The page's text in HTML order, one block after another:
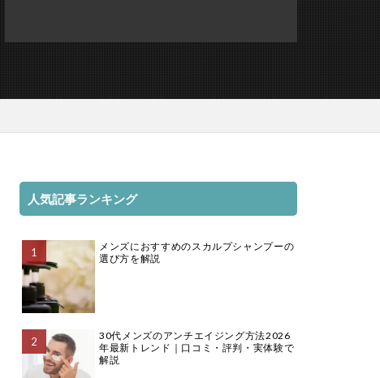
人気記事ランキング
メンズにおすすめのスカルプシャンプーの
選び方を解説
30代メンズのアンチエイジング方法2026
年最新トレンド｜口コミ・評判・実体験で
解説